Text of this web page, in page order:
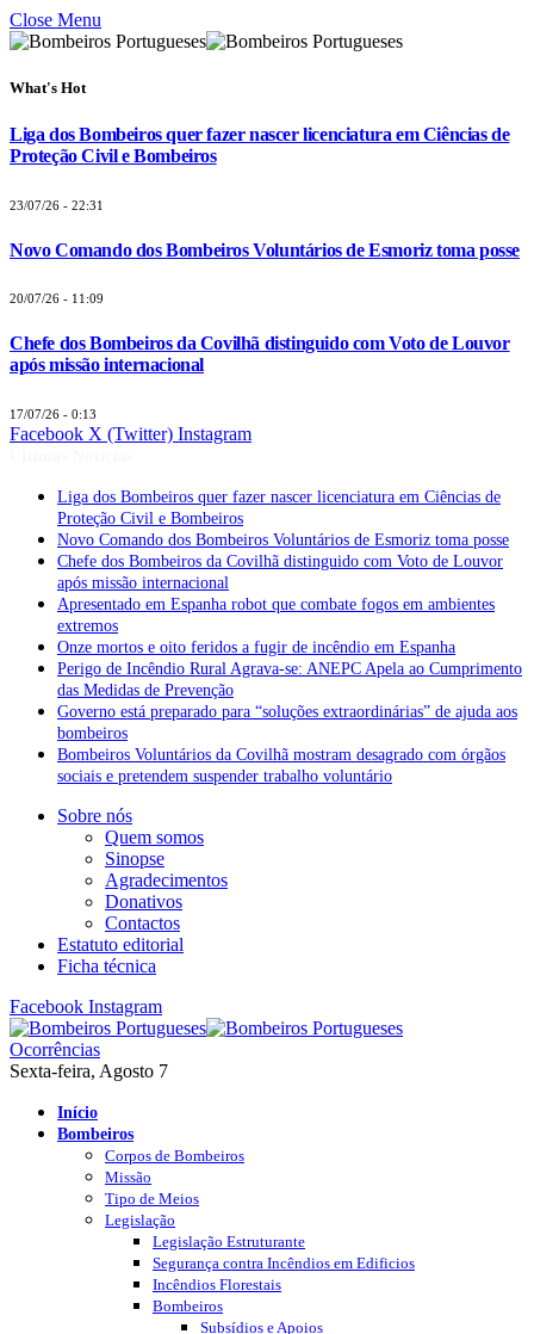
Close Menu
What's Hot
Liga dos Bombeiros quer fazer nascer licenciatura em Ciências de
Proteção Civil e Bombeiros
23/07/26 - 22:31
Novo Comando dos Bombeiros Voluntários de Esmoriz toma posse
20/07/26 - 11:09
Chefe dos Bombeiros da Covilhã distinguido com Voto de Louvor
após missão internacional
17/07/26 - 0:13
Facebook X (Twitter) Instagram
Liga dos Bombeiros quer fazer nascer licenciatura em Ciências de
Proteção Civil e Bombeiros
Novo Comando dos Bombeiros Voluntários de Esmoriz toma posse
Chefe dos Bombeiros da Covilhã distinguido com Voto de Louvor
após missão internacional
Apresentado em Espanha robot que combate fogos em ambientes
extremos
Onze mortos e oito feridos a fugir de incêndio em Espanha
Perigo de Incêndio Rural Agrava-se: ANEPC Apela ao Cumprimento
das Medidas de Prevenção
Governo está preparado para “soluções extraordinárias” de ajuda aos
bombeiros
Bombeiros Voluntários da Covilhã mostram desagrado com órgãos
sociais e pretendem suspender trabalho voluntário
Sobre nós
Quem somos
Sinopse
Agradecimentos
Donativos
Contactos
Estatuto editorial
Ficha técnica
Facebook Instagram
Ocorrências
Sexta-feira, Agosto 7
Início
Bombeiros
Corpos de Bombeiros
Missão
Tipo de Meios
Legislação
Legislação Estruturante
Segurança contra Incêndios em Edificios
Incêndios Florestais
Bombeiros
Subsídios e Apoios